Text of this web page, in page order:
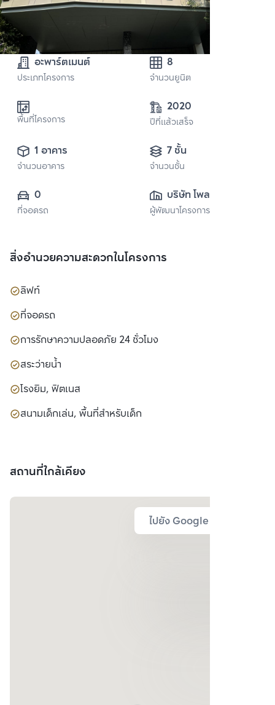
อะพาร์ตเมนต์
ประเภทโครงการ
8
จำนวนยูนิต
พื้นที่โครงการ
2020
ปีที่แล้วเสร็จ
1 อาคาร
จำนวนอาคาร
7 ชั้น
จำนวนชั้น
0
ที่จอดรถ
บริษัท โพลาริส
พร็อพเพอตี้ จำกัด
ผู้พัฒนาโครงการ
สิ่งอำนวยความสะดวกในโครงการ
ลิฟท์
ที่จอดรถ
การรักษาความปลอดภัย 24 ชั่วโมง
สระว่ายน้ำ
โรงยิม, ฟิตเนส
สนามเด็กเล่น, พื้นที่สำหรับเด็ก
สถานที่ใกล้เคียง
ไปยัง Google Map